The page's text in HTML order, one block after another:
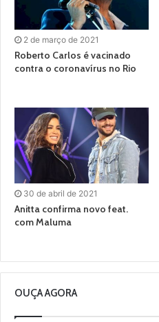
2 de março de 2021
Roberto Carlos é vacinado
contra o coronavírus no Rio
30 de abril de 2021
Anitta confirma novo feat.
com Maluma
OUÇA AGORA